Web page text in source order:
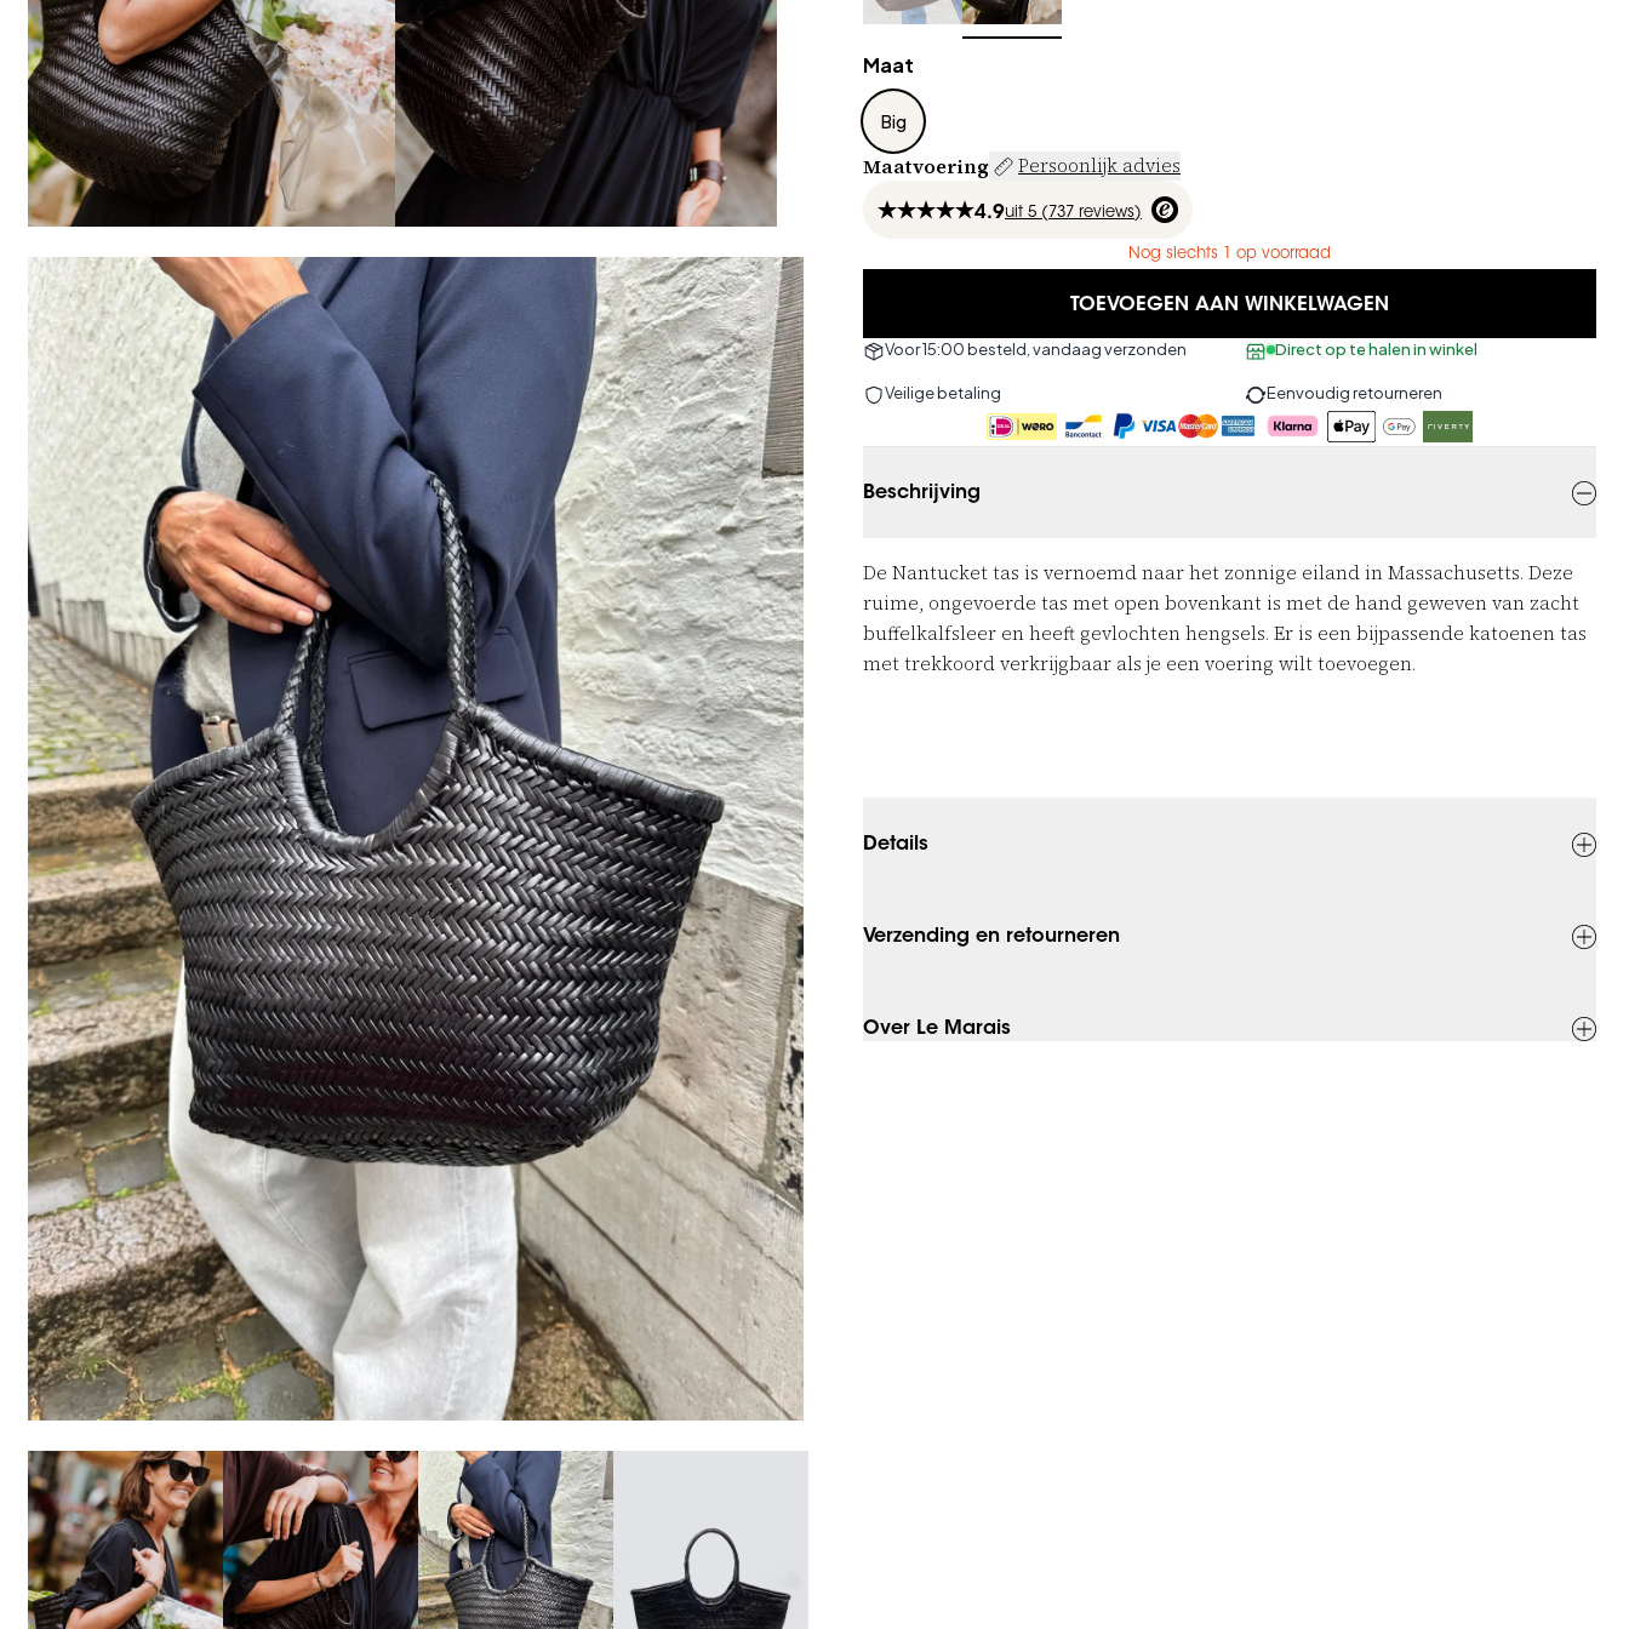
Maat
Big
Maatvoering Persoonlijk advies
4.9uit 5 (737 reviews)
Nog slechts 1 op voorraad
TOEVOEGEN AAN WINKELWAGEN
Voor 15:00 besteld, vandaag verzonden Direct op te halen in winkel
Veilige betaling Eenvoudig retourneren
Beschrijving
De Nantucket tas is vernoemd naar het zonnige eiland in Massachusetts. Deze
ruime, ongevoerde tas met open bovenkant is met de hand geweven van zacht
buffelkalfsleer en heeft gevlochten hengsels. Er is een bijpassende katoenen tas
met trekkoord verkrijgbaar als je een voering wilt toevoegen.
Details
Verzending en retourneren
Over Le Marais